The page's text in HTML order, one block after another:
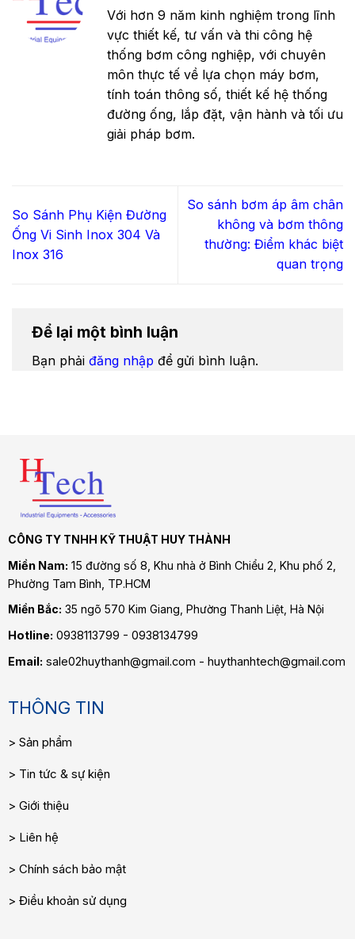
Với hơn 9 năm kinh nghiệm trong lĩnh
vực thiết kế, tư vấn và thi công hệ
thống bơm công nghiệp, với chuyên
môn thực tế về lựa chọn máy bơm,
tính toán thông số, thiết kế hệ thống
đường ống, lắp đặt, vận hành và tối ưu
giải pháp bơm.
So Sánh Phụ Kiện Đường
Ống Vi Sinh Inox 304 Và
Inox 316
So sánh bơm áp âm chân
không và bơm thông
thường: Điểm khác biệt
quan trọng
Để lại một bình luận
Bạn phải đăng nhập để gửi bình luận.
CÔNG TY TNHH KỸ THUẬT HUY THÀNH
Miền Nam: 15 đường số 8, Khu nhà ở Bình Chiểu 2, Khu phố 2,
Phường Tam Bình , TP.HCM
Miền Bắc: 35 ngõ 570 Kim Giang, Phường Thanh Liệt, Hà Nội
Hotline: 0938113799 - 0938134799
Email: sale02huythanh@gmail.com - huythanhtech@gmail.com
THÔNG TIN
Sản phẩm
Tin tức & sự kiện
Giới thiệu
Liên hệ
Chính sách bảo mật
Điều khoản sử dụng